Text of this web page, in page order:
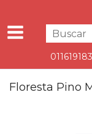
Floresta Pino